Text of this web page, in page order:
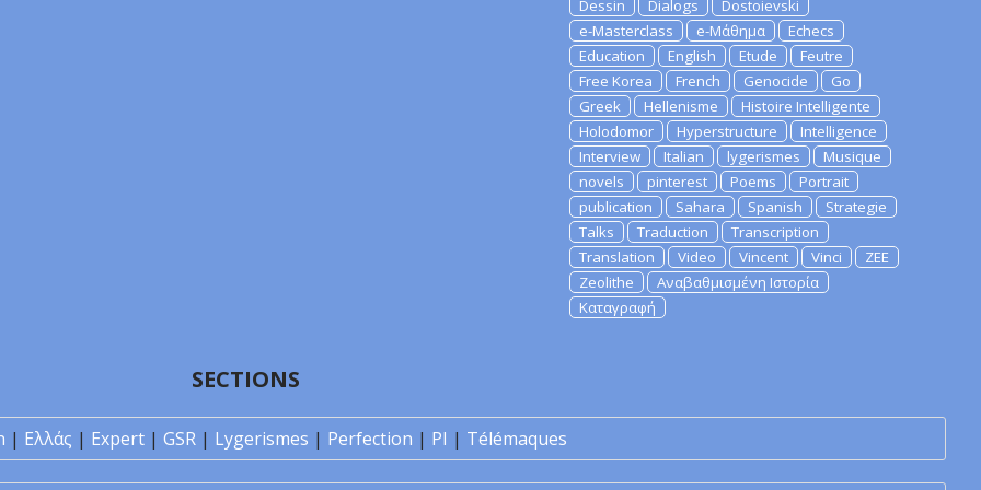
Dessin
Dialogs
Dostoievski
e-Masterclass
e-Μάθημα
Echecs
Education
English Etude
Feutre
Free Korea
French Genocide
Go
Greek
Hellenisme
Histoire Intelligente
Holodomor
Hyperstructure
Intelligence
Interview
Italian lygerismes
Musique
novels
pinterest Poems
Portrait
publication
Sahara Spanish
Strategie
Talks
Traduction
Transcription
Translation
Video Vincent Vinci
ZEE
Zeolithe
Αναβαθμισμένη Ιστορία
Καταγραφή
SECTIONS
| Ελλάς | Expert | GSR | Lygerismes | Perfection | PI | Télémaques